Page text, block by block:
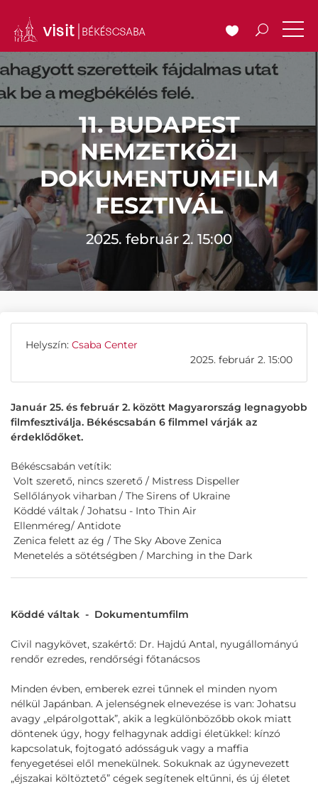
11. BUDAPEST
NEMZETKÖZI
DOKUMENTUMFILM
FESZTIVÁL
2025. február 2. 15:00
Helyszín: Csaba Center
2025. február 2. 15:00
Január 25. és február 2. között Magyarország legnagyobb
filmfesztiválja. Békéscsabán 6 filmmel várják az
érdeklődőket.
Békéscsabán vetítik:
Volt szerető, nincs szerető / Mistress Dispeller
Sellőlányok viharban / The Sirens of Ukraine
Köddé váltak / Johatsu - Into Thin Air
Ellenméreg/ Antidote
Zenica felett az ég / The Sky Above Zenica
Menetelés a sötétségben / Marching in the Dark
Köddé váltak - Dokumentumfilm
Civil nagykövet, szakértő: Dr. Hajdú Antal, nyugállományú
rendőr ezredes, rendőrségi főtanácsos
Minden évben, emberek ezrei tűnnek el minden nyom
nélkül Japánban. A jelenségnek elnevezése is van: Johatsu
avagy „elpárolgottak”, akik a legkülönbözőbb okok miatt
döntenek úgy, hogy felhagynak addigi életükkel: kínzó
kapcsolatuk, fojtogató adósságuk vagy a maffia
fenyegetései elől menekülnek. Sokuknak az úgynevezett
„éjszakai költöztető” cégek segítenek eltűnni, és új életet